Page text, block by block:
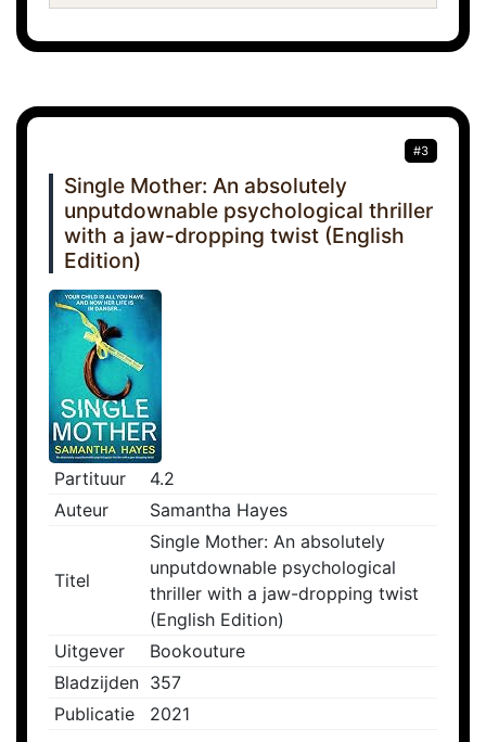
#3
Single Mother: An absolutely
unputdownable psychological thriller
with a jaw-dropping twist (English
Edition)
Partituur
4.2
Auteur
Samantha Hayes
Titel
Single Mother: An absolutely
unputdownable psychological
thriller with a jaw-dropping twist
(English Edition)
Uitgever
Bookouture
Bladzijden 357
Publicatie
2021